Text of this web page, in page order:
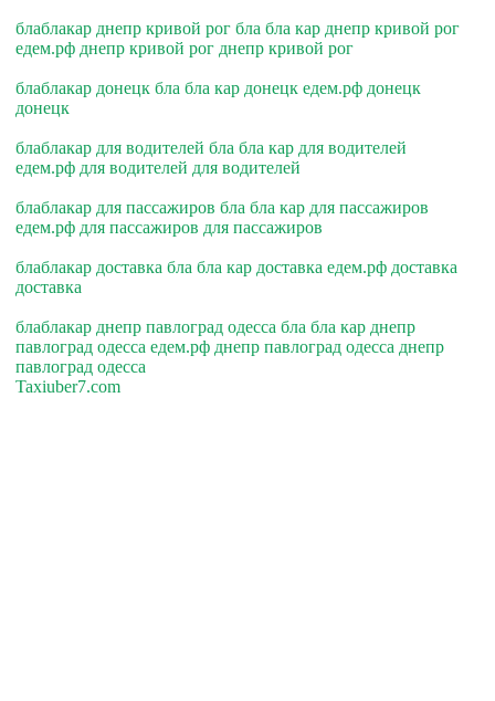
блаблакар днепр кривой рог бла бла кар днепр кривой рог
едем.рф днепр кривой рог днепр кривой рог
блаблакар донецк бла бла кар донецк едем.рф донецк
донецк
блаблакар для водителей бла бла кар для водителей
едем.рф для водителей для водителей
блаблакар для пассажиров бла бла кар для пассажиров
едем.рф для пассажиров для пассажиров
блаблакар доставка бла бла кар доставка едем.рф доставка
доставка
блаблакар днепр павлоград одесса бла бла кар днепр
павлоград одесса едем.рф днепр павлоград одесса днепр
павлоград одесса
Taxiuber7.com